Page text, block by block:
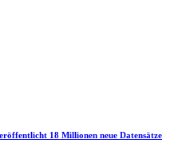
18 Millionen neue Datensätze